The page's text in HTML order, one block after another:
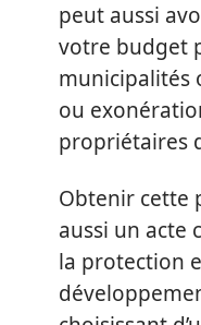
peut aussi
votre budget
municipalités
ou
propriétaires
Obtenir cette
aussi un acte
la protection